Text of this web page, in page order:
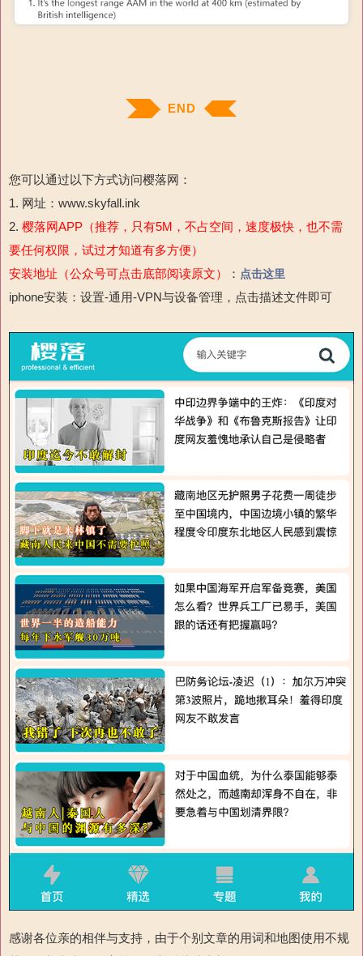
END
您可以通过以下方式访问樱落网：
1. 网址：www.skyfall.ink
2. 樱落网APP（推荐，只有5M，不占空间，速度极快，也不需
要任何权限，试过才知道有多方便）
安装地址（公众号可点击底部阅读原文）
： 点击这里
iphone安装：设置-通用-VPN与设备管理，点击描述文件即可
感谢各位亲的相伴与支持，由于个别文章的用词和地图使用不规